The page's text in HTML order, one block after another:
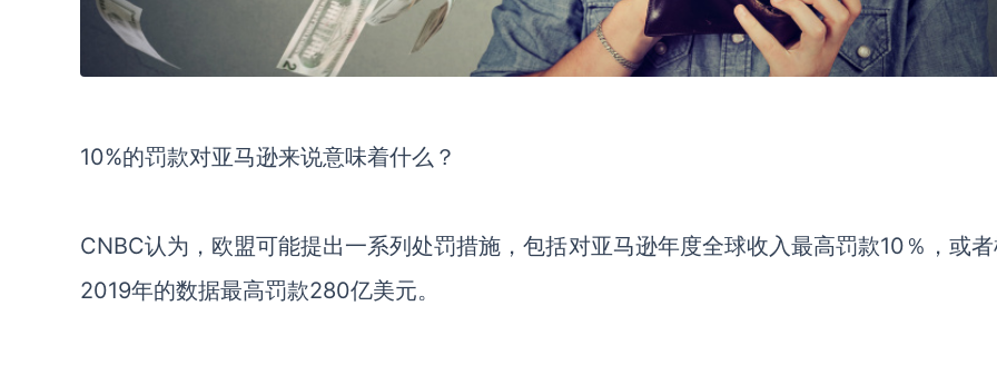
10%的罚款对亚马逊来说意味着什么？
CNBC认为， 欧盟可能提出一系列处罚措施，包括对亚马逊年度全球收入最高罚款10％，或
2019年的数据最高罚款280亿美元。